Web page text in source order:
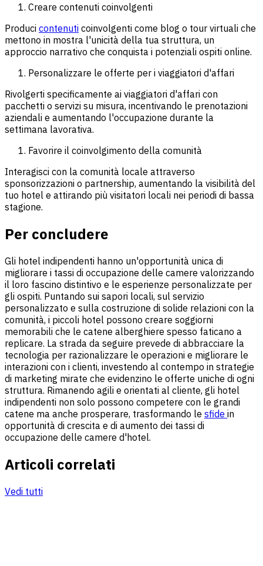
Creare contenuti coinvolgenti
Produci contenuti coinvolgenti come blog o tour virtuali che
mettono in mostra l'unicità della tua struttura, un
approccio narrativo che conquista i potenziali ospiti online.
Personalizzare le offerte per i viaggiatori d'affari
Rivolgerti specificamente ai viaggiatori d'affari con
pacchetti o servizi su misura, incentivando le prenotazioni
aziendali e aumentando l'occupazione durante la
settimana lavorativa.
Favorire il coinvolgimento della comunità
Interagisci con la comunità locale attraverso
sponsorizzazioni o partnership, aumentando la visibilità del
tuo hotel e attirando più visitatori locali nei periodi di bassa
stagione.
Per concludere
Gli hotel indipendenti hanno un'opportunità unica di
migliorare i tassi di occupazione delle camere valorizzando
il loro fascino distintivo e le esperienze personalizzate per
gli ospiti. Puntando sui sapori locali, sul servizio
personalizzato e sulla costruzione di solide relazioni con la
comunità, i piccoli hotel possono creare soggiorni
memorabili che le catene alberghiere spesso faticano a
replicare. La strada da seguire prevede di abbracciare la
tecnologia per razionalizzare le operazioni e migliorare le
interazioni con i clienti, investendo al contempo in strategie
di marketing mirate che evidenzino le offerte uniche di ogni
struttura. Rimanendo agili e orientati al cliente, gli hotel
indipendenti non solo possono competere con le grandi
catene ma anche prosperare, trasformando le sfide in
opportunità di crescita e di aumento dei tassi di
occupazione delle camere d'hotel.
Articoli correlati
Vedi tutti